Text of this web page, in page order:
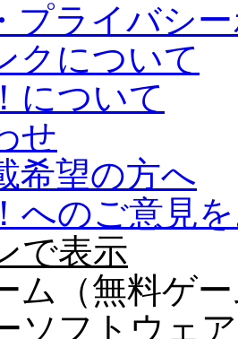
プライバシ
クについて
について
せ
希望の方へ
へのご意見
で表示
ム（無料ゲ
ソフトウェ